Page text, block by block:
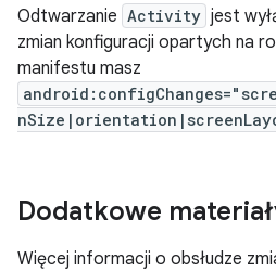
Odtwarzanie Activity jest
zmian konfiguracji opartych na
manifestu masz
Dodatkowe
Więcej informacji o obsłudze